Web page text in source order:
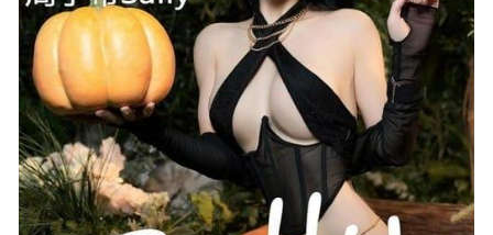
雯妹不讲道理 – NO.109 出租屋 [45P-522MB]
2025-04-10
[Xiuren秀人网]2024.11.27 NO.9509 方子萱[80+1P/924MB]
2025-05-17
[微密圈]刘雅萌 –御姐性感[32P-77MB]
2023-03-27